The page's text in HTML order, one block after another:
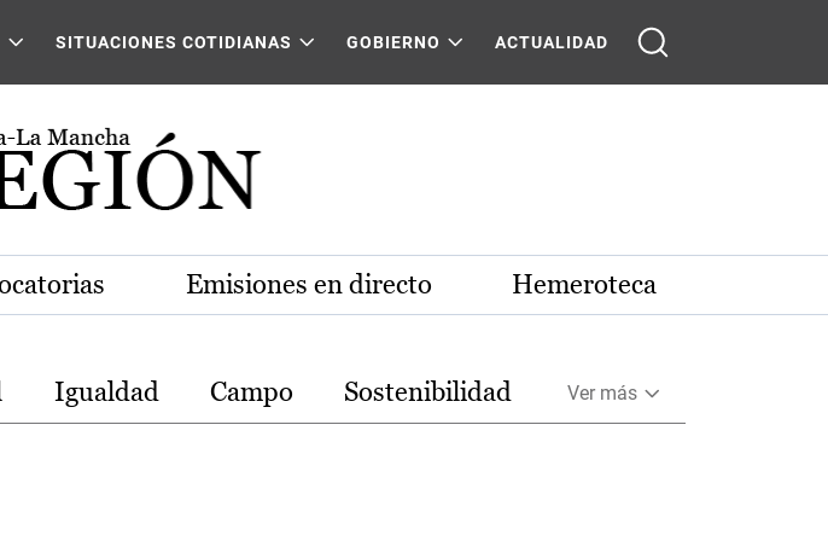
SITUACIONES COTIDIANAS GOBIERNO ACTUALIDAD
Emisiones en directo Hemeroteca
Igualdad Campo Sostenibilidad Ver más